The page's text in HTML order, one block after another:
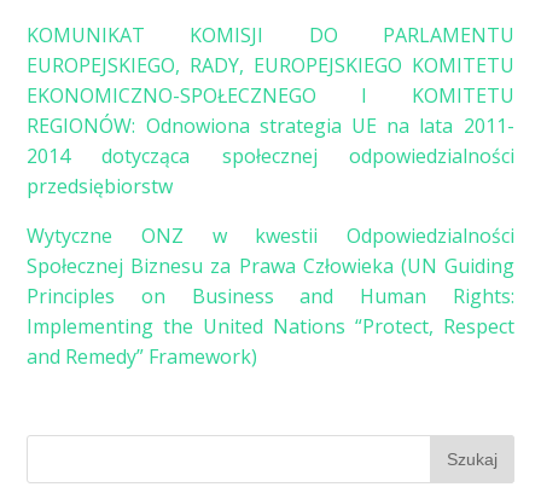
KOMUNIKAT KOMISJI DO PARLAMENTU
EUROPEJSKIEGO, RADY, EUROPEJSKIEGO KOMITETU
EKONOMICZNO-SPOŁECZNEGO I KOMITETU
REGIONÓW: Odnowiona strategia UE na lata 2011-
2014 dotycząca społecznej odpowiedzialności
przedsiębiorstw
Wytyczne ONZ w kwestii Odpowiedzialności
Społecznej Biznesu za Prawa Człowieka (UN Guiding
Principles on Business and Human Rights:
Implementing the United Nations “Protect, Respect
and Remedy” Framework)